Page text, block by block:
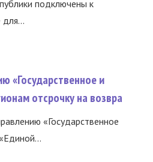
подключены к
«Государственное и
отсрочку на возвра
«Государственное